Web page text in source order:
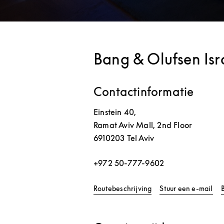
Bang & Olufsen
Contactinformatie
Einstein 40,
Ramat Aviv Mall, 2nd Floor
6910203 Tel Aviv
+972 50-777-9602
RoutebeschrijvingLink Opens in New Tab
Stuur een e-mail